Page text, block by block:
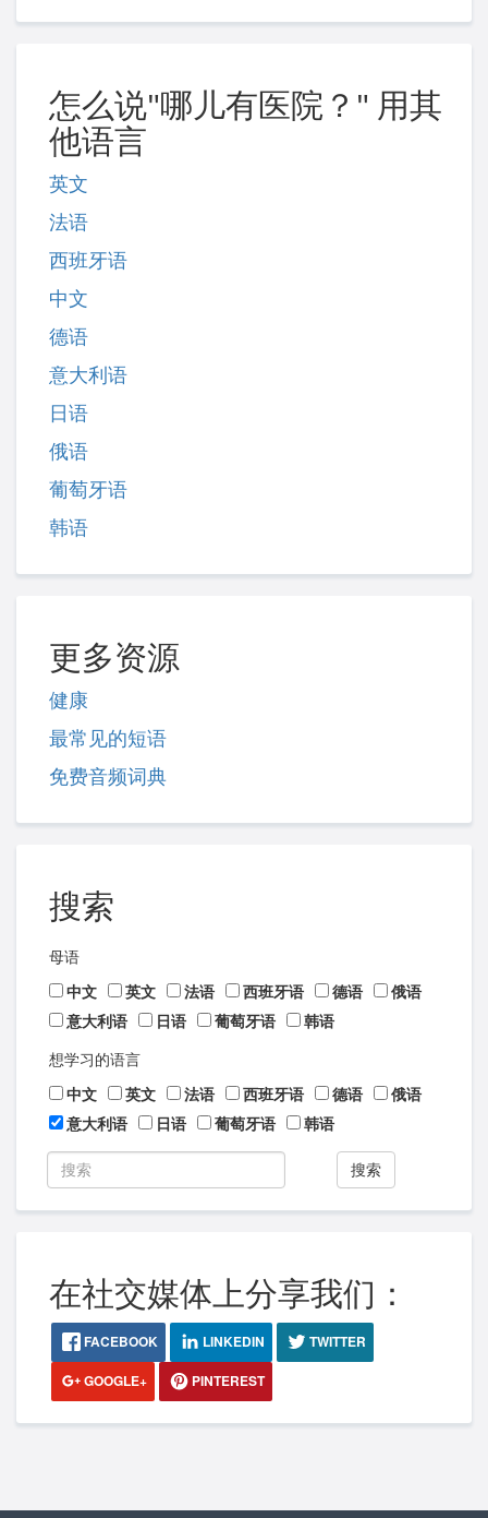
怎么说"哪儿有医院？" 用其
他语言
英文
法语
西班牙语
中文
德语
意大利语
日语
俄语
葡萄牙语
韩语
更多资源
健康
最常见的短语
免费音频词典
搜索
母语
中文
英文 法语 西班牙语 德语
俄语
意大利语
日语 葡萄牙语 韩语
想学习的语言
中文
英文 法语 西班牙语 德语
俄语
意大利语
日语 葡萄牙语 韩语
搜索
在社交媒体上分享我们：
FACEBOOK LINKEDIN
TWITTER
GOOGLE+
PINTEREST